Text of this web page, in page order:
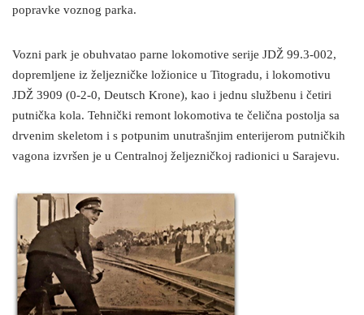
popravke voznog parka.
Vozni park je obuhvatao parne lokomotive serije JDŽ 99.3-002,
dopremljene iz željezničke ložionice u Titogradu, i lokomotivu
JDŽ 3909 (0-2-0, Deutsch Krone), kao i jednu službenu i četiri
putnička kola. Tehnički remont lokomotiva te čelična postolja sa
drvenim skeletom i s potpunim unutrašnjim enterijerom putničkih
vagona izvršen je u Centralnoj željezničkoj radionici u Sarajevu.